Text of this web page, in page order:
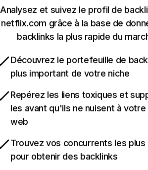
Analysez et suivez le profil de
netflix.com grâce à la base de
backlinks la plus rapide du
Découvrez le portefeuille de
plus important de votre niche
Repérez les liens toxiques et
les avant qu'ils ne nuisent à
web
Trouvez vos concurrents les
pour obtenir des backlinks